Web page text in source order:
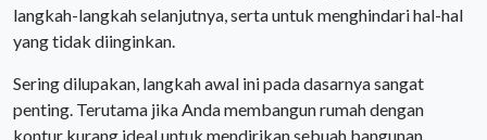
langkah-langkah selanjutnya, serta untuk menghindari hal-hal
yang tidak diinginkan.
Sering dilupakan, langkah awal ini pada dasarnya sangat
penting. Terutama jika Anda membangun rumah dengan
kontur kurang ideal untuk mendirikan sebuah bangunan.